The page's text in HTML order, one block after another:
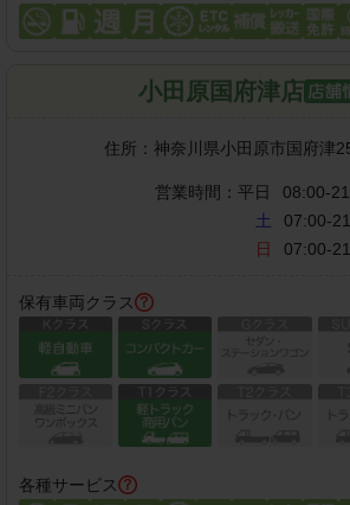
小田原国府津店
住所： 神奈川県小田原市国府津
営業時間： 平日
08:00-
土
07:00-
日
07:00-
保有車両クラス
各種サービス